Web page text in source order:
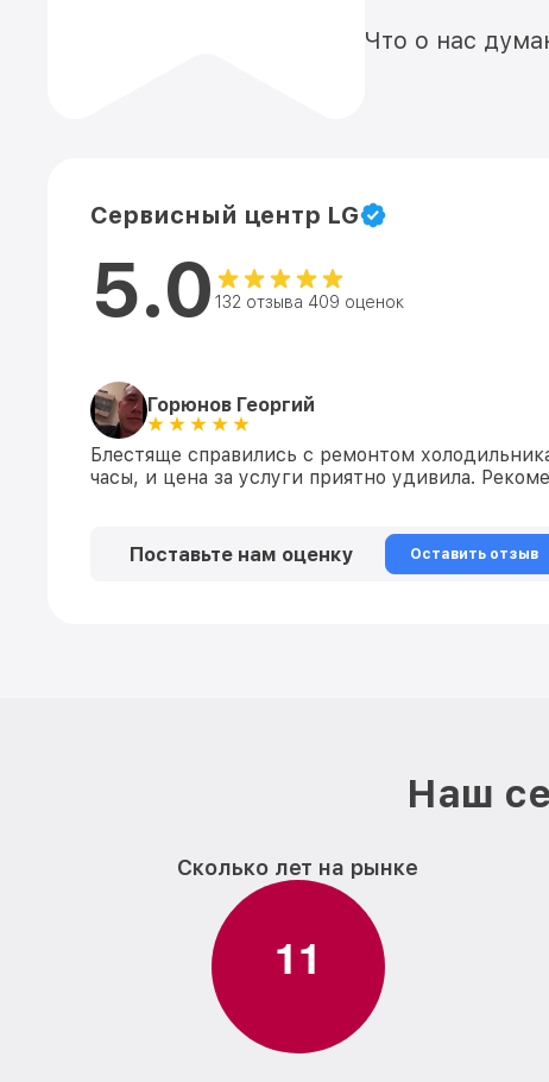
Что о нас
Сервисный центр LG
5.0 132 отзыва 409 оценок
Горюнов Георгий
Блестяще справились с ремонтом
часы, и цена за услуги приятно удивила.
Поставьте нам оценку Оставить отзыв
Наш
Сколько лет на рынке
11